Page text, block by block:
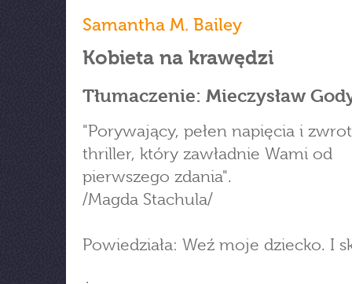
Samantha M. Bailey
Kobieta na krawędzi
Tłumaczenie: Mieczysław
"Porywający, pełen napięcia i
thriller, który zawładnie Wami od
pierwszego zdania".
/Magda Stachula/
Powiedziała: Weź moje dziecko. I